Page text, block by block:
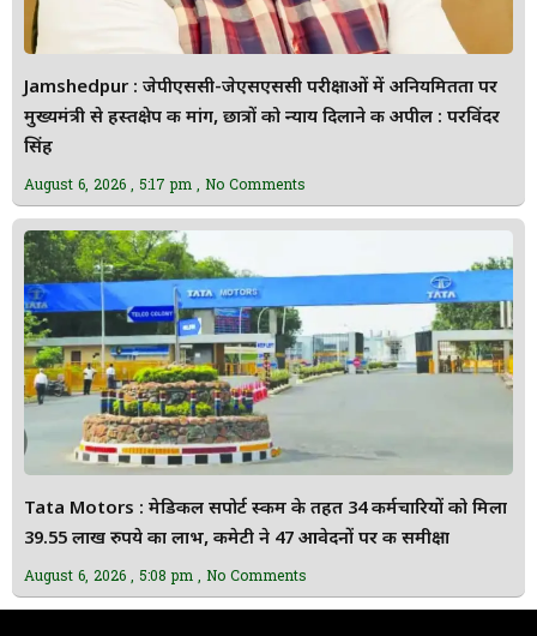
Jamshedpur : जेपीएससी-जेएसएससी परीक्षाओं में अनियमितता पर
मुख्यमंत्री से हस्तक्षेप की मांग, छात्रों को न्याय दिलाने की अपील : परविंदर
सिंह
August 6, 2026 5:17 pm No Comments
Tata Motors : मेडिकल सपोर्ट स्कीम के तहत 34 कर्मचारियों को मिला
39.55 लाख रुपये का लाभ, कमेटी ने 47 आवेदनों पर की समीक्षा
August 6, 2026 5:08 pm No Comments